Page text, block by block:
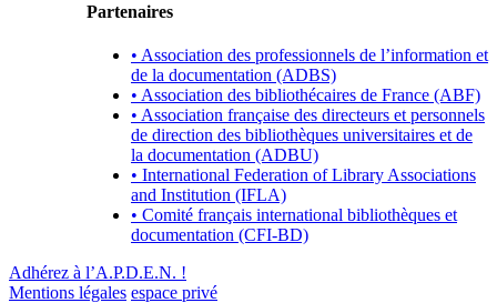
Partenaires
• Association des professionnels de l’information et
de la documentation (ADBS)
• Association des bibliothécaires de France (ABF)
• Association française des directeurs et personnels
de direction des bibliothèques universitaires et de
la documentation (ADBU)
• International Federation of Library Associations
and Institution (IFLA)
• Comité français international bibliothèques et
documentation (CFI-BD)
Adhérez à l’A.P.D.E.N. !
Mentions légales espace privé